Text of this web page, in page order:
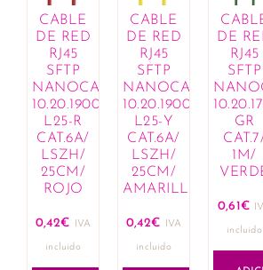
CABLE
DE RED
RJ45
SFTP
NANOCABLE
10.20.1900-
L25-R
CAT.6A/
LSZH/
25CM/
ROJO
0,42€ IVA
incluido
CABLE
DE RED
RJ45
SFTP
NANOCABLE
10.20.1900-
L25-Y
CAT.6A/
LSZH/
25CM/
AMARILLO
0,42€ IVA
incluido
DE
RJ45
SFTP
GR
1M/
0,61 €
incluido